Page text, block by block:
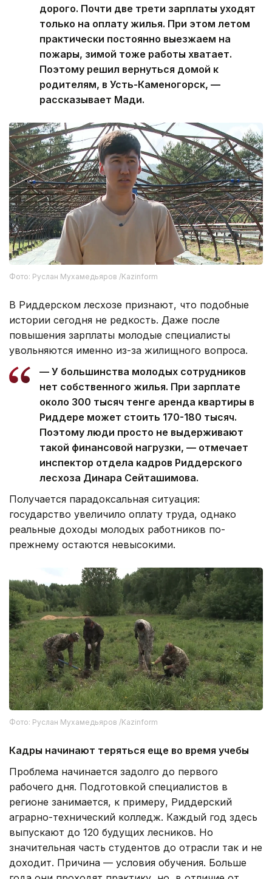
дорого. Почти две трети зарплаты уходят
только на оплату жилья. При этом летом
практически постоянно выезжаем на
пожары, зимой тоже работы хватает.
Поэтому решил вернуться домой к
родителям, в Усть-Каменогорск, —
рассказывает Мади.
Фото: Руслан Мухамедьяров /Kazinform
В Риддерском лесхозе признают, что подобные
истории сегодня не редкость. Даже после
повышения зарплаты молодые специалисты
увольняются именно из-за жилищного вопроса.
— У большинства молодых сотрудников
нет собственного жилья. При зарплате
около 300 тысяч тенге аренда квартиры в
Риддере может стоить 170-180 тысяч.
Поэтому люди просто не выдерживают
такой финансовой нагрузки, — отмечает
инспектор отдела кадров Риддерского
лесхоза Динара Сейташимова.
Получается парадоксальная ситуация:
государство увеличило оплату труда, однако
реальные доходы молодых работников по-
прежнему остаются невысокими.
Фото: Руслан Мухамедьяров /Kazinform
Кадры начинают теряться еще во время учебы
Проблема начинается задолго до первого
рабочего дня. Подготовкой специалистов в
регионе занимается, к примеру, Риддерский
аграрно-технический колледж. Каждый год здесь
выпускают до 120 будущих лесников. Но
значительная часть студентов до отрасли так и не
доходит. Причина — условия обучения. Больше